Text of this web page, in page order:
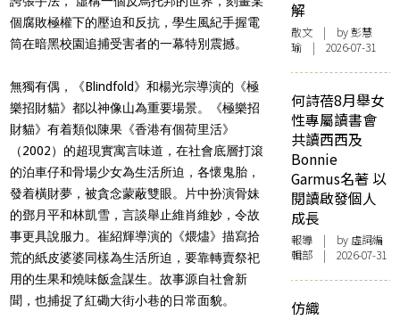
個腐敗極權下的壓迫和反抗，學生風紀手握電
筒在暗黑校園追捕受害者的一幕特別震撼。
無獨有偶，《Blindfold》和楊光宗導演的《極
樂招財貓》都以神像山為重要場景。《極樂招
財貓》有着類似陳果《香港有個荷里活》
（2002）的超現實寓言味道，在社會底層打滾
的泊車仔和骨場少女為生活所迫，各懷鬼胎，
發着橫財夢，被貪念蒙蔽雙眼。片中扮演骨妹
的鄧月平和林凱雪，言談舉止維肖維妙，令故
事更具說服力。崔紹輝導演的《煨燼》描寫拾
荒的紙皮婆婆同樣為生活所迫，要靠轉賣祭祀
用的生果和燒味飯盒謀生。故事源自社會新
聞，也捕捉了紅磡大街小巷的日常面貌。
解
散文 | by 彭慧
瑜 | 2026-07-31
何詩蓓8月舉女
性專屬讀書會
共讀西西及
Bonnie
Garmus名著 以
閱讀啟發個人
成長
報導 | by 虛詞編
輯部 | 2026-07-31
仿織